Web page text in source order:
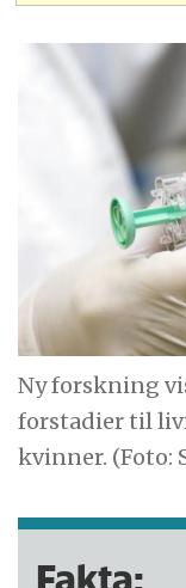
Ny forskning
forstadier til
kvinner. (Foto:
Fakta: